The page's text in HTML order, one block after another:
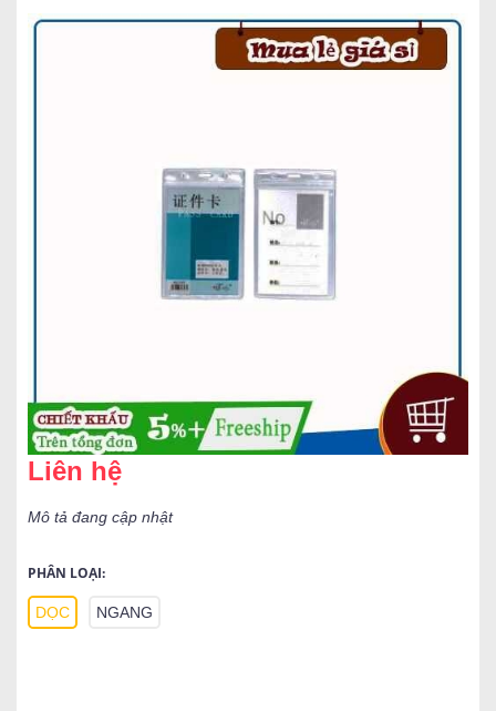
Liên hệ
Mô tả đang cập nhật
PHÂN LOẠI:
DỌC NGANG